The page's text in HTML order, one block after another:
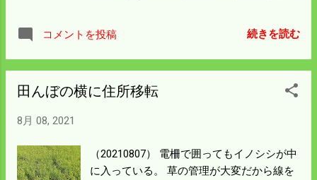
ってきた。
を持ち上げてみた。 ずっしり実が詰まって
いた。将来大きくなるだろうな。
コメントを投稿 続きを読む
田んぼの横に住所移転
8月 08, 2021
（20210807） 電柵で囲ってもイノシシが中
に入っている。 草の管理が大変だから線を